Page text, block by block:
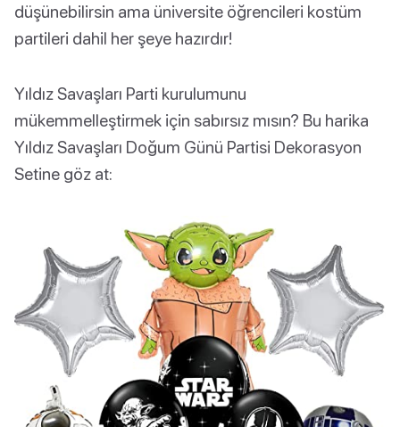
düşünebilirsin ama üniversite öğrencileri kostüm
partileri dahil her şeye hazırdır!
Yıldız Savaşları Parti kurulumunu
mükemmelleştirmek için sabırsız mısın? Bu harika
Yıldız Savaşları Doğum Günü Partisi Dekorasyon
Setine göz at: